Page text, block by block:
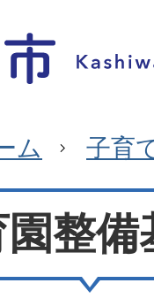
ム 子育
整備